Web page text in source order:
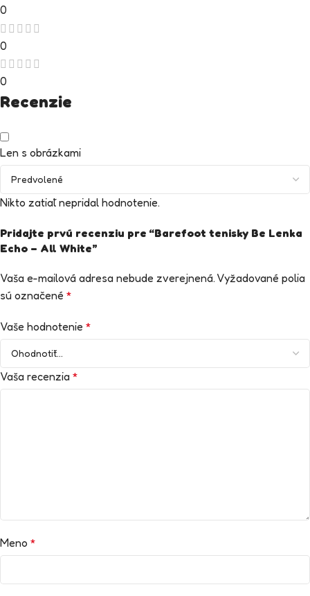
0
0
0
Recenzie
Len s obrázkami
Nikto zatiaľ nepridal hodnotenie.
Pridajte prvú recenziu pre “Barefoot tenisky Be Lenka
Echo – All White”
Vaša e-mailová adresa nebude zverejnená. Vyžadované polia
sú označené *
Vaše hodnotenie *
Vaša recenzia *
Meno *